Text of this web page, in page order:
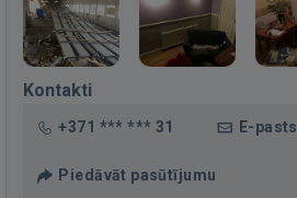
Kontakti
+371 *** *** 31 E-pasts
Piedāvāt pasūtījumu